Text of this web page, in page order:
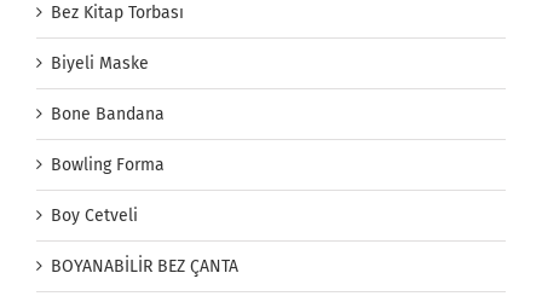
Bez Kitap Torbası
Biyeli Maske
Bone Bandana
Bowling Forma
Boy Cetveli
BOYANABİLİR BEZ ÇANTA